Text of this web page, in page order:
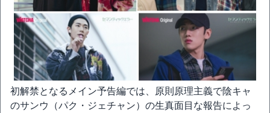
初解禁となるメイン予告編では、原則原理主義で陰キャ
のサンウ（パク・ジェチャン）の生真面目な報告によっ